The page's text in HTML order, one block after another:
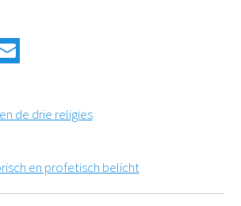
de drie religies
en profetisch belicht